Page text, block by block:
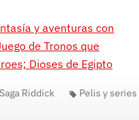
y aventuras con
de Tronos que
Dioses de Egipto
Saga Riddick Pelis y